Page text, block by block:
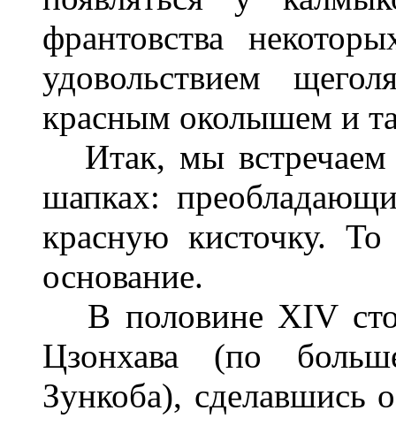
франтовства
удовольствием
красным околышем и
Итак, мы встречаем
шапках:
красную кисточку.
основание.
В половине XIV
Цзонхава (по
Зункоба), сделавшись